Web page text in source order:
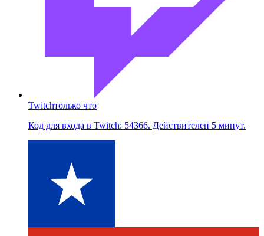
Twitchтолько что
Код для входа в Twitch: 54366. Действителен 5 минут.